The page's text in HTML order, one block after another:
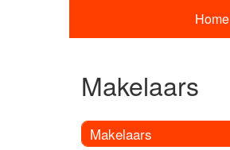
Home
Makelaars
Makelaars